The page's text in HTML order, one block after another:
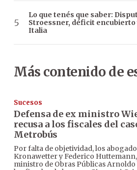
Lo que tenés que saber:
Stroessner, déficit
Italia
Más contenido de
Sucesos
Defensa de ex ministro
recusa a los fiscales del
Metrobús
Por falta de objetividad, los
Kronawetter y Federico
ministro de Obras Públicas